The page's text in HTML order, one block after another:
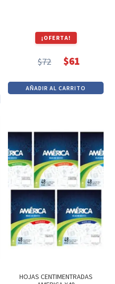
¡OFERTA!
$72
precio
original
$61
precio
actual
AÑADIR AL CARRITO
HOJAS CENTIMENTRADAS